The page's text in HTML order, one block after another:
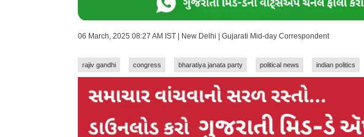
06 March, 2025 08:27 AM IST | New Delhi | Gujarati Mid-day Correspondent
rajiv gandhi congress bharatiya janata party political news indian politics